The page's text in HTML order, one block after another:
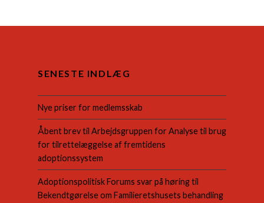
SENESTE INDLÆG
Nye priser for medlemsskab
Åbent brev til Arbejdsgruppen for Analyse til brug
for tilrettelæggelse af fremtidens
adoptionssystem
Adoptionspolitisk Forums svar på høring til
Bekendtgørelse om Familieretshusets behandling